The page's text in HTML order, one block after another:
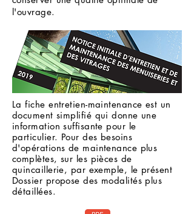
l'ouvrage.
La fiche entretien-maintenance est un
document simplifié qui donne une
information suffisante pour le
particulier. Pour des besoins
d'opérations de maintenance plus
complètes, sur les pièces de
quincaillerie, par exemple, le présent
Dossier propose des modalités plus
détaillées.